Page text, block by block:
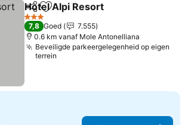
DelenToevoegen aan favorieten
Hotel Alpi Resort
3 Sterren
7,8 Goed
7.555
0.6 km vanaf Mole Antonelliana
Beveiligde parkeergelegenheid op eigen
terrein